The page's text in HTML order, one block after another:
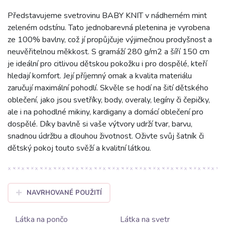
Představujeme svetrovinu BABY KNIT v nádherném mint
zeleném odstínu. Tato jednobarevná pletenina je vyrobena
ze 100% bavlny, což jí propůjčuje výjimečnou prodyšnost a
neuvěřitelnou měkkost. S gramáží 280 g/m2 a šíří 150 cm
je ideální pro citlivou dětskou pokožku i pro dospělé, kteří
hledají komfort. Její příjemný omak a kvalita materiálu
zaručují maximální pohodlí. Skvěle se hodí na šití dětského
oblečení, jako jsou svetříky, body, overaly, legíny či čepičky,
ale i na pohodlné mikiny, kardigany a domácí oblečení pro
dospělé. Díky bavlně si vaše výtvory udrží tvar, barvu,
snadnou údržbu a dlouhou životnost. Oživte svůj šatník či
dětský pokoj touto svěží a kvalitní látkou.
NAVRHOVANÉ POUŽITÍ
Látka na pončo
Látka na svetr